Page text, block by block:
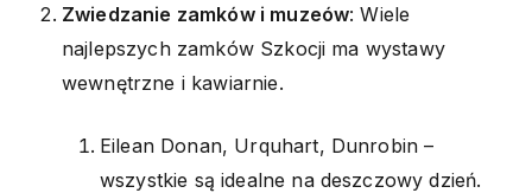
Zwiedzanie zamków i muzeów: Wiele
najlepszych zamków Szkocji ma wystawy
wewnętrzne i kawiarnie.
Eilean Donan, Urquhart, Dunrobin –
wszystkie są idealne na deszczowy dzień.